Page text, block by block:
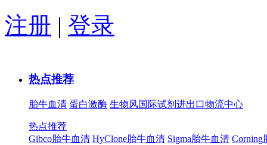
注册 | 登录
热点推荐
胎牛血清 蛋白激酶 生物风国际试剂进出口物流中心
热点推荐
Gibco胎牛血清 HyClone胎牛血清 Sigma胎牛血清 Corning